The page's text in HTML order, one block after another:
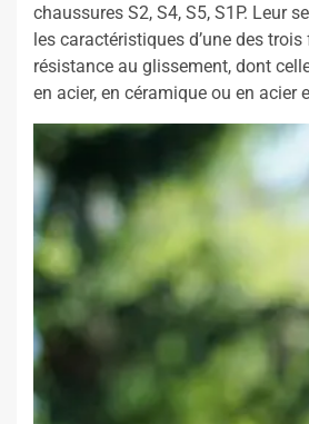
chaussures S2, S4, S5, S1P. Leur
les caractéristiques d’une des
résistance au glissement, dont
en acier, en céramique ou en acier